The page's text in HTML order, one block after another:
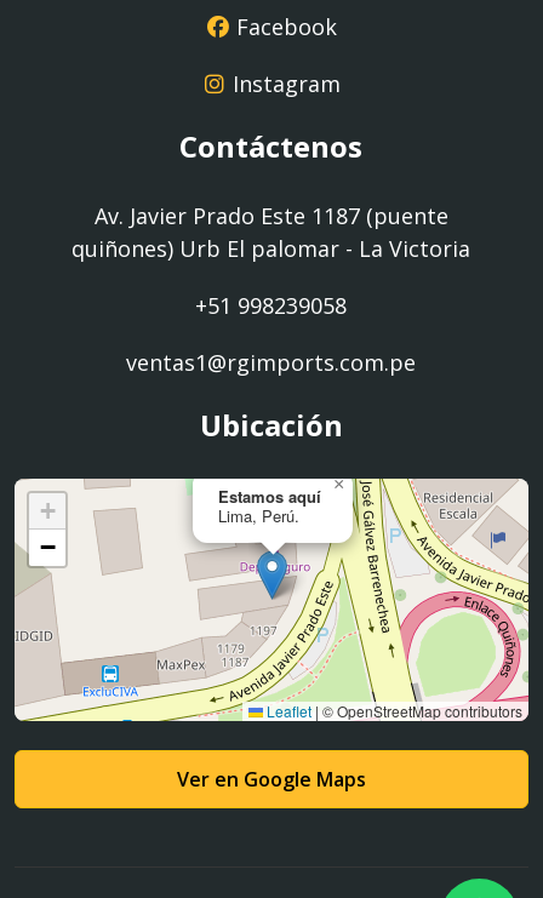
Facebook
Instagram
Contáctenos
Av. Javier Prado Este 1187 (puente
quiñones) Urb El palomar - La Victoria
+51 998239058
ventas1@rgimports.com.pe
Ubicación
Estamos aquí
Lima, Perú.
×
+
−
Leaflet | © OpenStreetMap contributors
Ver en Google Maps